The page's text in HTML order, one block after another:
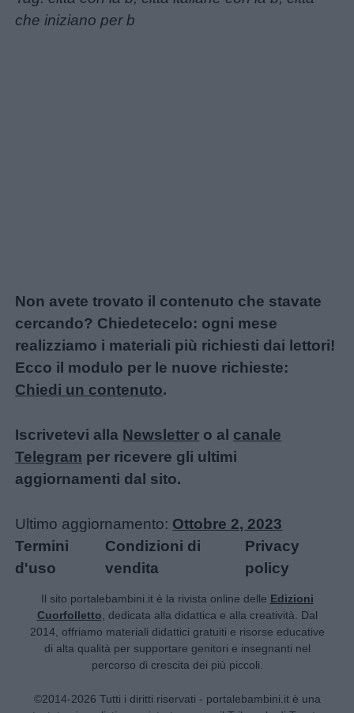
che iniziano per b
Non avete trovato il contenuto che stavate
cercando? Chiedetecelo: ogni mese
realizziamo i materiali più richiesti dai lettori!
Ecco il modulo per le nuove richieste:
Chiedi un contenuto.
Iscrivetevi alla Newsletter o al canale
Telegram per ricevere gli ultimi
aggiornamenti dal sito.
Ultimo aggiornamento: Ottobre 2, 2023
Termini
d'uso
Condizioni di
vendita
Privacy
policy
Il sito portalebambini.it è la rivista online delle Edizioni
Cuorfolletto, dedicata alla didattica e alla creatività. Dal
2014, offriamo materiali didattici gratuiti e risorse educative
di alta qualità per supportare genitori e insegnanti nel
percorso di crescita dei più piccoli.
©2014-2026 Tutti i diritti riservati - portalebambini.it è una